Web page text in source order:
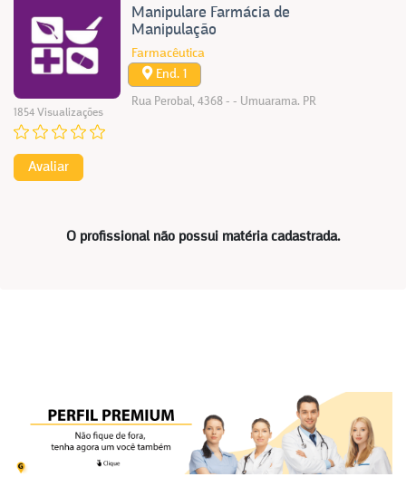
1854 Visualizações
Avaliar
Manipulare Farmácia de
Manipulação
Farmacêutica
End. 1
Rua Perobal, 4368 - - Umuarama. PR
O profissional não possui matéria cadastrada.